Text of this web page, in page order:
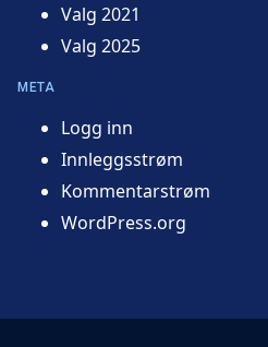
Valg 2021
Valg 2025
META
Logg inn
Innleggsstrøm
Kommentarstrøm
WordPress.org